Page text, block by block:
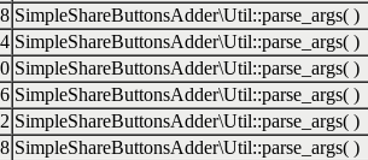
SimpleShareButtonsAdder\Util::parse_args( )
SimpleShareButtonsAdder\Util::parse_args( )
SimpleShareButtonsAdder\Util::parse_args( )
SimpleShareButtonsAdder\Util::parse_args( )
SimpleShareButtonsAdder\Util::parse_args( )
SimpleShareButtonsAdder\Util::parse_args( )